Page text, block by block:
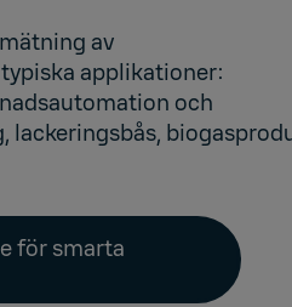
av
applikationer:
och
, lackeringsbås,
för smarta